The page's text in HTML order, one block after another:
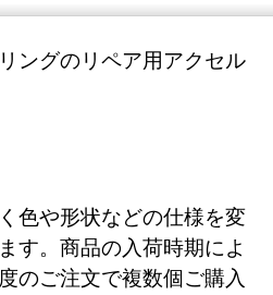
ングのリペア用アクセル
色や形状などの仕様を変
す。商品の入荷時期によ
のご注文で複数個ご購入